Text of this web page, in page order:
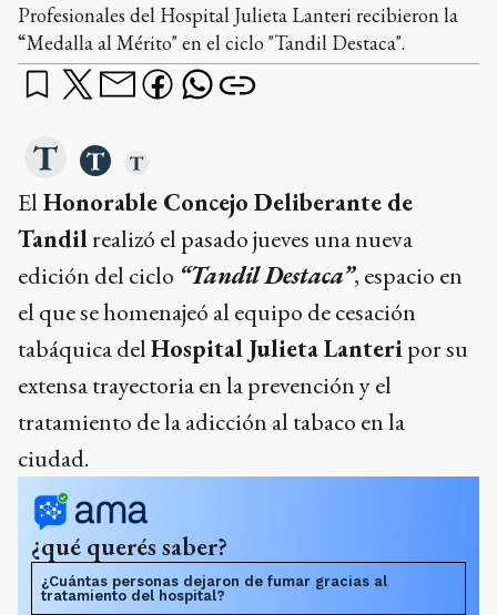
Profesionales del Hospital Julieta Lanteri recibieron la
“Medalla al Mérito" en el ciclo "Tandil Destaca".
El Honorable Concejo Deliberante de
Tandilrealizó el pasado jueves una nueva
edición del ciclo “Tandil Destaca”, espacio en
el que se homenajeó al equipo de cesación
tabáquica delHospital Julieta Lanteripor su
extensa trayectoria en la prevención y el
tratamiento de la adicción al tabaco en la
ciudad.
¿qué querés saber?
¿Cuántas personas dejaron de fumar gracias al
tratamiento del hospital?